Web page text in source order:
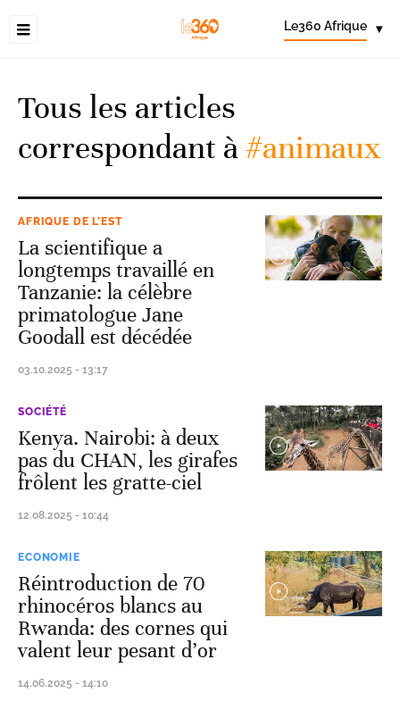
Le360 Afrique ▾
Tous les articles
correspondant à#animaux
AFRIQUE DE L’EST
La scientifique a
longtemps travaillé en
Tanzanie: la célèbre
primatologue Jane
Goodall est décédée
03.10.2025 - 13:17
SOCIÉTÉ
Kenya. Nairobi: à deux
pas du CHAN, les girafes
frôlent les gratte-ciel
12.08.2025 - 10:44
ECONOMIE
Réintroduction de 70
rhinocéros blancs au
Rwanda: des cornes qui
valent leur pesant d’or
14.06.2025 - 14:10